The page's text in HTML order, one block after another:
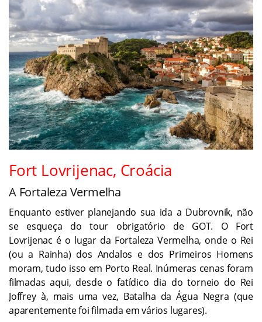
Fort Lovrijenac, Croácia
A Fortaleza Vermelha
Enquanto estiver planejando sua ida a Dubrovnik, não
se esqueça do tour obrigatório de GOT. O Fort
Lovrijenac é o lugar da Fortaleza Vermelha, onde o Rei
(ou a Rainha) dos Andalos e dos Primeiros Homens
moram, tudo isso em Porto Real. Inúmeras cenas foram
filmadas aqui, desde o fatídico dia do torneio do Rei
Joffrey à, mais uma vez, Batalha da Água Negra (que
aparentemente foi filmada em vários lugares).